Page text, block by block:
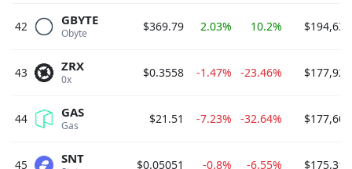
42 Obyte
GBYTE $369.79 2.03% 10.2%
43 0x
ZRX $0.3558 -1.47% -23.46%
44 Gas
GAS $21.51 -7.23% -32.64%
45 SNT $0.05051 -0.8% -6.55%